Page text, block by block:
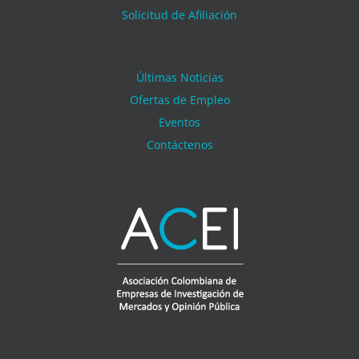
Solicitud de Afiliación
Últimas Noticias
Ofertas de Empleo
Eventos
Contáctenos